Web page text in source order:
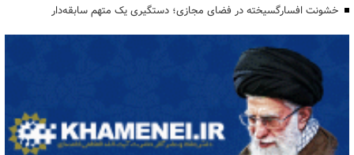
خشونت افسارگسیخته در فضای مجازی؛ دستگیری یک متهم سابقه‌دار